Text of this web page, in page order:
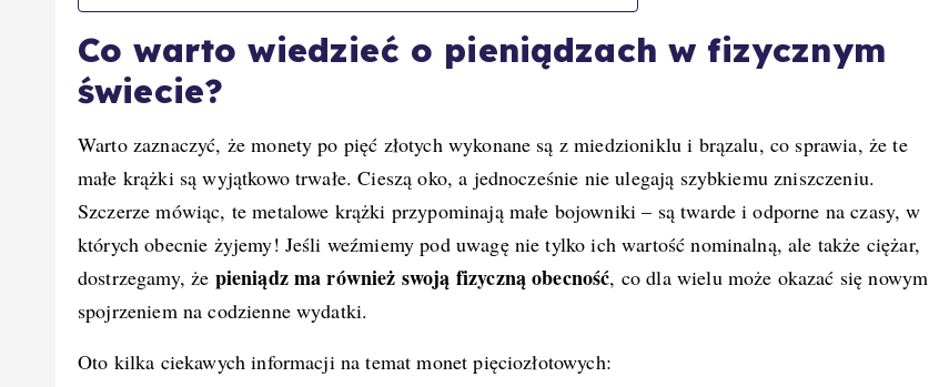
Co warto wiedzieć o pieniądzach w fizycznym
świecie?
Warto zaznaczyć, że monety po pięć złotych wykonane są z miedzioniklu i brązalu, co sprawia, że te
małe krążki są wyjątkowo trwałe. Cieszą oko, a jednocześnie nie ulegają szybkiemu zniszczeniu.
Szczerze mówiąc, te metalowe krążki przypominają małe bojowniki – są twarde i odporne na czasy, w
których obecnie żyjemy! Jeśli weźmiemy pod uwagę nie tylko ich wartość nominalną, ale także ciężar,
dostrzegamy, że pieniądz ma również swoją fizyczną obecność, co dla wielu może okazać się nowym
spojrzeniem na codzienne wydatki.
Oto kilka ciekawych informacji na temat monet pięciozłotowych: